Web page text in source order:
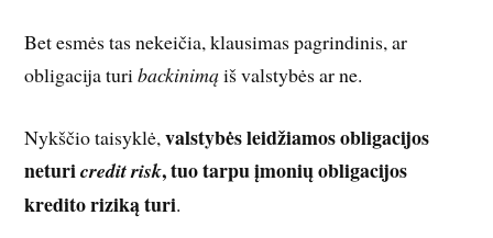
Bet esmės tas nekeičia, klausimas pagrindinis, ar
obligacija turibackinimąiš valstybės ar ne.
Nykščio taisyklė,valstybės leidžiamos obligacijos
neturicredit risk, tuo tarpu įmonių obligacijos
kredito riziką turi.